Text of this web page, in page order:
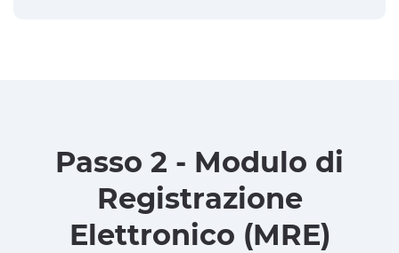
Passo 2 - Modulo di
Registrazione
Elettronico (MRE)